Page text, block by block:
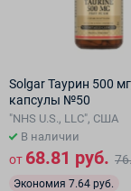
Solgar Таурин 500
капсулы №50
"NHS U.S., LLC", США
В наличии
от 68.81 руб.
Экономия 7.64 руб.